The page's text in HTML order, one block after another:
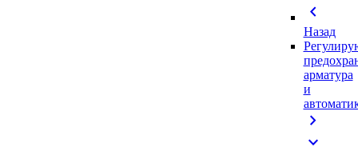
chevron_left
Назад
арматура
и
chevron_right
expand_more